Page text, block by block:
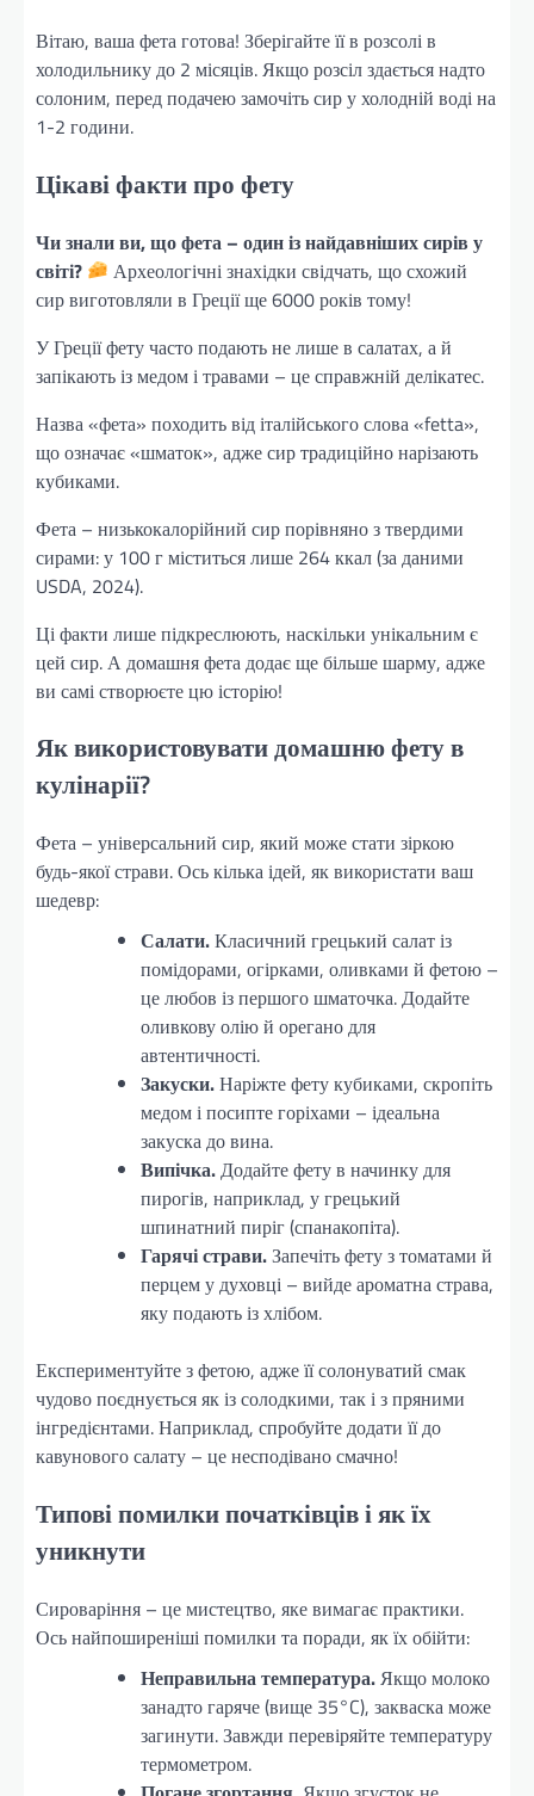
Вітаю, ваша фета готова! Зберігайте її в розсолі в
холодильнику до 2 місяців. Якщо розсіл здається надто
солоним, перед подачею замочіть сир у холодній воді на
1-2 години.
Цікаві факти про фету
Чи знали ви, що фета – один із найдавніших сирів у
світі?
Археологічні знахідки свідчать, що схожий
сир виготовляли в Греції ще 6000 років тому!
У Греції фету часто подають не лише в салатах, а й
запікають із медом і травами – це справжній делікатес.
Назва «фета» походить від італійського слова «fetta»,
що означає «шматок», адже сир традиційно нарізають
кубиками.
Фета – низькокалорійний сир порівняно з твердими
сирами: у 100 г міститься лише 264 ккал (за даними
USDA, 2024).
Ці факти лише підкреслюють, наскільки унікальним є
цей сир. А домашня фета додає ще більше шарму, адже
ви самі створюєте цю історію!
Як використовувати домашню фету в
кулінарії?
Фета – універсальний сир, який може стати зіркою
будь-якої страви. Ось кілька ідей, як використати ваш
шедевр:
Салати.Класичний грецький салат із
помідорами, огірками, оливками й фетою –
це любов із першого шматочка. Додайте
оливкову олію й орегано для
автентичності.
Закуски.Наріжте фету кубиками, скропіть
медом і посипте горіхами – ідеальна
закуска до вина.
Випічка.Додайте фету в начинку для
пирогів, наприклад, у грецький
шпинатний пиріг (спанакопіта).
Гарячі страви.Запечіть фету з томатами й
перцем у духовці – вийде ароматна страва,
яку подають із хлібом.
Експериментуйте з фетою, адже її солонуватий смак
чудово поєднується як із солодкими, так і з пряними
інгредієнтами. Наприклад, спробуйте додати її до
кавунового салату – це несподівано смачно!
Типові помилки початківців і як їх
уникнути
Сироваріння – це мистецтво, яке вимагає практики.
Ось найпоширеніші помилки та поради, як їх обійти:
Неправильна температура.Якщо молоко
занадто гаряче (вище 35°C), закваска може
загинути. Завжди перевіряйте температуру
термометром.